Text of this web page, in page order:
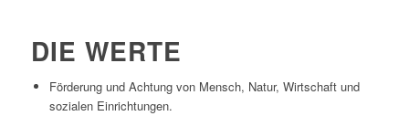
DIE WERTE
Förderung und Achtung von Mensch, Natur, Wirtschaft und
sozialen Einrichtungen.